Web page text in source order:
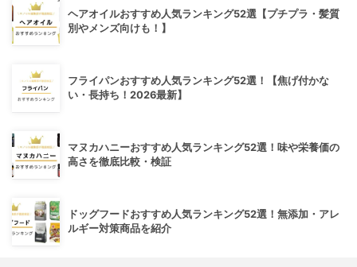
ヘアオイルおすすめ人気ランキング52選【プチプラ・髪質
別やメンズ向けも！】
フライパンおすすめ人気ランキング52選！【焦げ付かな
い・長持ち！2026最新】
マヌカハニーおすすめ人気ランキング52選！味や栄養価の
高さを徹底比較・検証
ドッグフードおすすめ人気ランキング52選！無添加・アレ
ルギー対策商品を紹介